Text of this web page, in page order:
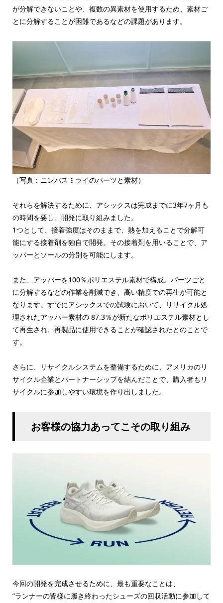
が分解できないことや、複数の異素材を使用するため、素材ご
とに分解することが困難であるなどの課題があります。
（写真：ニンバスミライのパーツと素材）
それらを解決するために、アシックスは完成までに3年7ヶ月も
の時間を要し、開発に取り組みました。
1つとして、接着強度はそのままで、熱を加えることで分解可
能にする接着剤を独自で開発。その接着剤を用いることで、ア
ッパーとソールの分別を可能にします。
また、アッパーを100％ポリエステル素材で構成。パーツごと
に分解するなどの作業を削減でき、高い精度での再生が可能と
なります。すでにアシックスでの試験において、リサイクル処
理されたアッパー素材の 87.3％が新たなポリエステル素材とし
て再生され、再製品に使用できることが確認されたとのことで
す。
さらに、リサイクルシステムを整備するために、アメリカのリ
サイクル企業とパートナーシップを結んだことで、購入者もリ
サイクルに参加しやすい環境を作り出しました。
お客様の協力あってこその取り組み
今回の開発を完成させるために、最も重要なことは、
”ランナーの皆様に履き終わったシューズの回収活動に参加して